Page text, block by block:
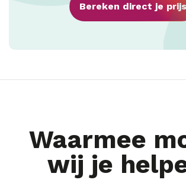
Bereken direct je prijs
Waarmee
wij je